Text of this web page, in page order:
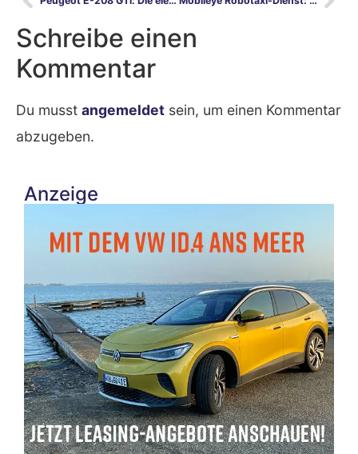
Schreibe einen
Kommentar
Du musst angemeldet sein, um einen Kommentar
abzugeben.
Anzeige